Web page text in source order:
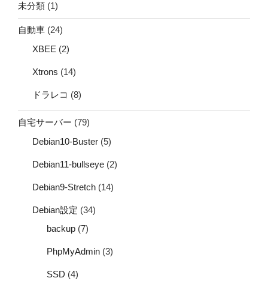
未分類 (1)
自動車 (24)
XBEE (2)
Xtrons (14)
ドラレコ (8)
自宅サーバー (79)
Debian10-Buster (5)
Debian11-bullseye (2)
Debian9-Stretch (14)
Debian設定 (34)
backup (7)
PhpMyAdmin (3)
SSD (4)